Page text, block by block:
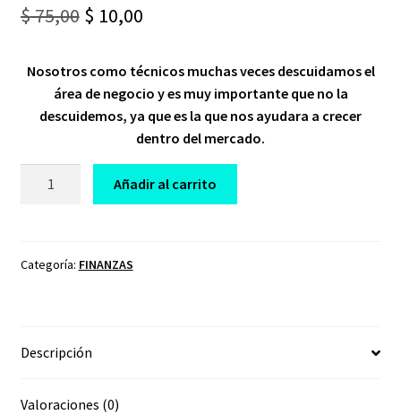
$75,00 Original
was:
$ 75,00.
$ 10,00Current
is:
$ 10,00.
Nosotros como técnicos muchas veces descuidamos el
área de negocio y es muy importante que no la
descuidemos, ya que es la que nos ayudara a crecer
dentro del mercado.
CRECIMIENTO
Añadir al carrito
Categoría: FINANZAS
Descripción
Valoraciones (0)